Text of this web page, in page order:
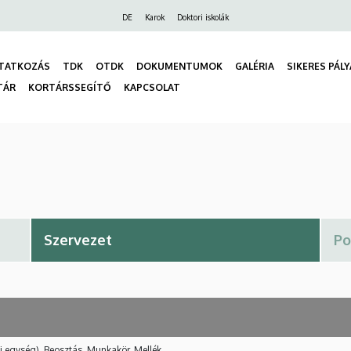
DE Karok Doktori iskolák
TDK OTDK DOKUMENTUMOK GALÉRIA
SIKERES
KORTÁRSSEGÍTŐ KAPCSOLAT